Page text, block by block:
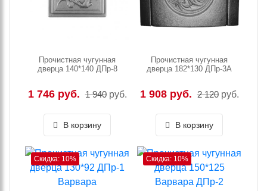
Прочистная чугунная
дверца 140*140 ДПр-8
1 746 руб. 1 940 руб.
В корзину
Прочистная чугунная
дверца 182*130 ДПр-3А
1 908 руб. 2 120 руб.
В корзину
Скидка: 10% Скидка: 10%